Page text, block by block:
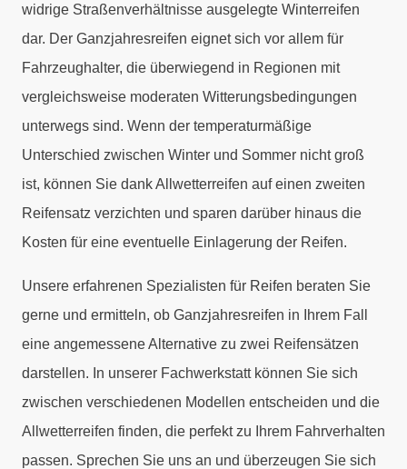
widrige Straßenverhältnisse ausgelegte Winterreifen
dar. Der Ganzjahresreifen eignet sich vor allem für
Fahrzeughalter, die überwiegend in Regionen mit
vergleichsweise moderaten Witterungsbedingungen
unterwegs sind. Wenn der temperaturmäßige
Unterschied zwischen Winter und Sommer nicht groß
ist, können Sie dank Allwetterreifen auf einen zweiten
Reifensatz verzichten und sparen darüber hinaus die
Kosten für eine eventuelle Einlagerung der Reifen.
Unsere erfahrenen Spezialisten für Reifen beraten Sie
gerne und ermitteln, ob Ganzjahresreifen in Ihrem Fall
eine angemessene Alternative zu zwei Reifensätzen
darstellen. In unserer Fachwerkstatt können Sie sich
zwischen verschiedenen Modellen entscheiden und die
Allwetterreifen finden, die perfekt zu Ihrem Fahrverhalten
passen. Sprechen Sie uns an und überzeugen Sie sich